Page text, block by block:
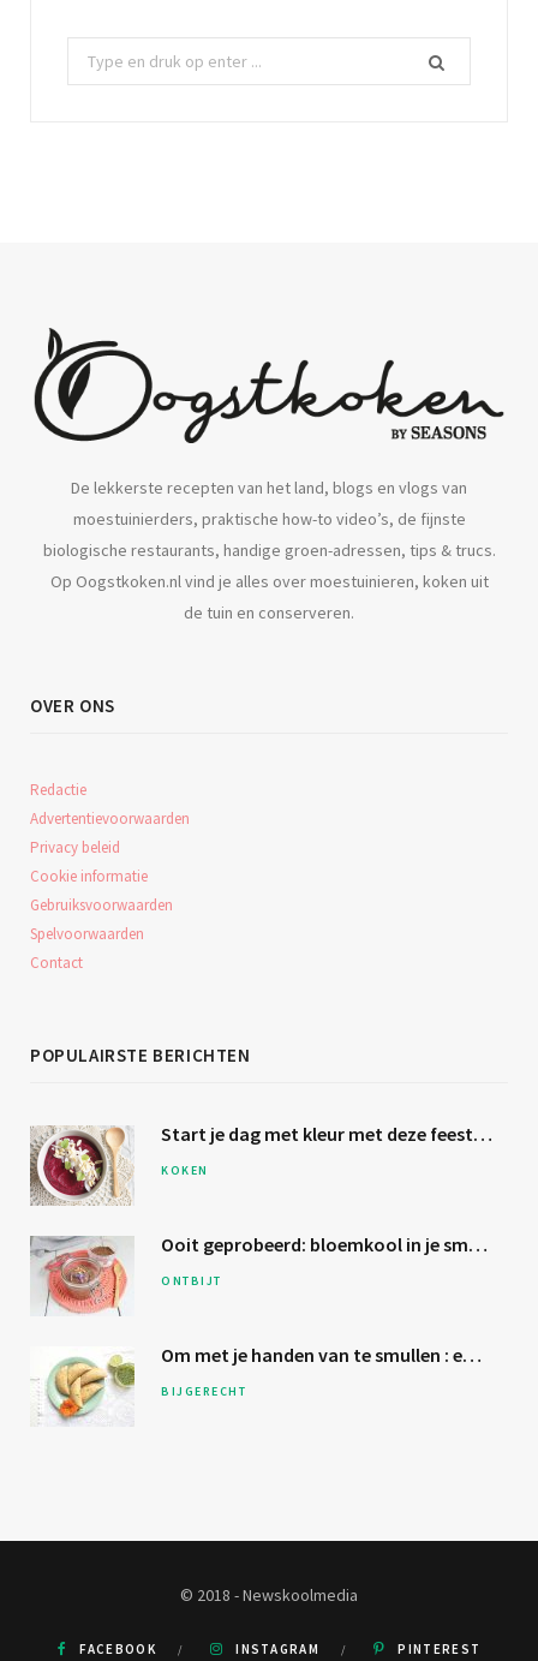
o
De lekkerste recepten van het land, blogs en vlogs van
moestuinierders, praktische how-to video’s, de fijnste
biologische restaurants, handige groen-adressen, tips & trucs.
Op Oogstkoken.nl vind je alles over moestuinieren, koken uit
de tuin en conserveren.
OVER ONS
Redactie
Advertentievoorwaarden
Privacy beleid
Cookie informatie
Gebruiksvoorwaarden
Spelvoorwaarden
Contact
POPULAIRSTE BERICHTEN
Start je dag met kleur met deze feestelijke bietensmoothie
KOKEN
Ooit geprobeerd: bloemkool in je smoothie?
ONTBIJT
Om met je handen van te smullen : empanada’s
BIJGERECHT
© 2018 - Newskoolmedia
FACEBOOK INSTAGRAM PINTEREST